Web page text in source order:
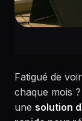
Fatigué de
chaque mois
une solution